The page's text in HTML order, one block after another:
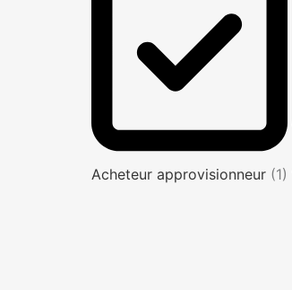
Acheteur approvisionneur (1)